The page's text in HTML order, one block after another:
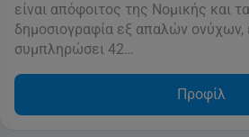
είναι απόφοιτος της Νομικής και
δημοσιογραφία εξ απαλών ονύχων,
συμπληρώσει 42…
Προφίλ